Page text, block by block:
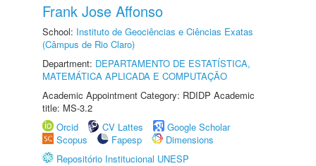
Frank Jose Affonso
School: Instituto de Geociências e Ciências Exatas
(Câmpus de Rio Claro)
Department: DEPARTAMENTO DE ESTATÍSTICA,
MATEMÁTICA APLICADA E COMPUTAÇÃO
Academic Appointment Category: RDIDP Academic
title: MS-3.2
Orcid
CV Lattes
Google Scholar
Scopus
Fapesp
Dimensions
Repositório Institucional UNESP